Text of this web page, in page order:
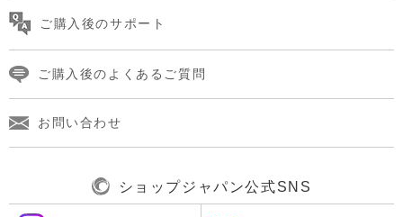
ご購入後のサポート
ご購入後のよくあるご質問
お問い合わせ
ショップジャパン公式SNS